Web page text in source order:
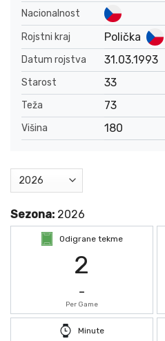
Nacionalnost
Rojstni kraj
Polička
Datum rojstva 31.03.1993
Starost 33
Teža 73
Višina 180
Sezona: 2026
Odigrane tekme
2
-
Per Game
Minute